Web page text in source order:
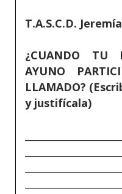
T.A.S.C.D.
¿CUANDO TU
AYUNO
LLAMADO?
y justifícala)